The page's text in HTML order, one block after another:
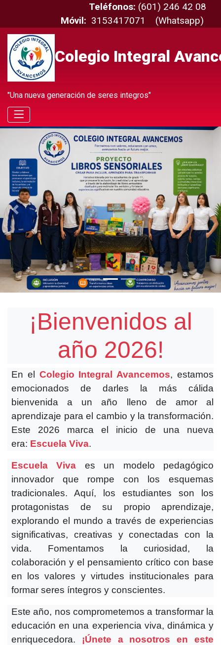
Teléfonos: (601) 246 42 08
Móvil: 3153417071 (Whatsapp)
Colegio Integral
"Una nueva generación de seres integros"
Previous Next
¡Bienvenidos al
año 2026!
En el Colegio Integral Avancemos, estamos
emocionados de darles la más cálida
bienvenida a un año lleno de amor al
aprendizaje para el cambio y la transformación.
Este 2026 marca el inicio de una nueva
era: Escuela Viva.
Escuela Viva es un modelo pedagógico
innovador que rompe con los esquemas
tradicionales. Aquí, los estudiantes son los
protagonistas de su propio aprendizaje,
explorando el mundo a través de experiencias
significativas, creativas y conectadas con la
vida. Fomentamos la curiosidad, la
colaboración y el pensamiento crítico con base
en los valores y virtudes institucionales para
formar seres íntegros y conscientes.
Este año, nos comprometemos a transformar la
educación en una experiencia viva, dinámica y
enriquecedora. ¡Únete a nosotros en este